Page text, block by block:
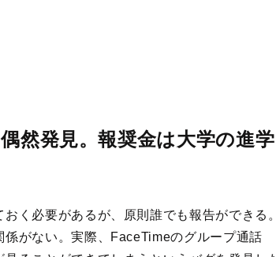
然発見。報奨金は大学の進学
く必要があるが、原則誰でも報告ができる。
がない。実際、FaceTimeのグループ通話